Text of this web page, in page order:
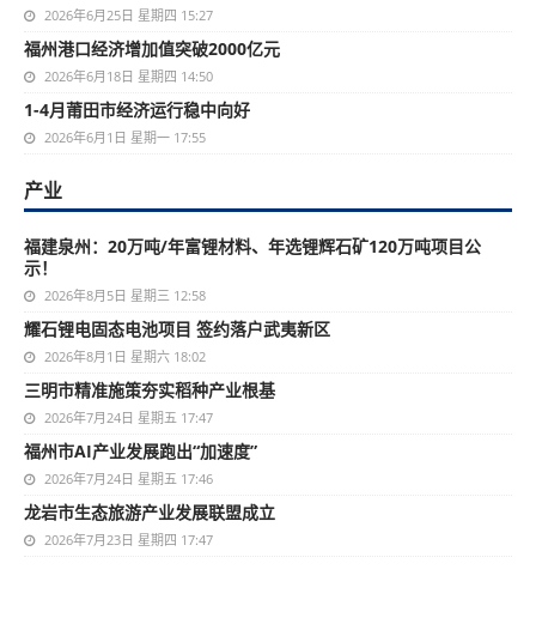
2026年6月25日 星期四 15:27
福州港口经济增加值突破2000亿元
2026年6月18日 星期四 14:50
1-4月莆田市经济运行稳中向好
2026年6月1日 星期一 17:55
产业
福建泉州：20万吨/年富锂材料、年选锂辉石矿120万吨项目公
示！
2026年8月5日 星期三 12:58
耀石锂电固态电池项目 签约落户武夷新区
2026年8月1日 星期六 18:02
三明市精准施策夯实稻种产业根基
2026年7月24日 星期五 17:47
福州市AI产业发展跑出“加速度”
2026年7月24日 星期五 17:46
龙岩市生态旅游产业发展联盟成立
2026年7月23日 星期四 17:47